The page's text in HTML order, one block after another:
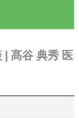
| 髙谷 典秀 医